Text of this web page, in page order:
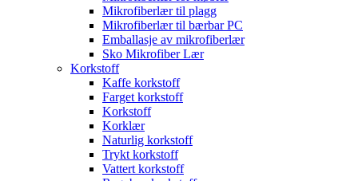
Mikrofiberlær til plagg
Mikrofiberlær til bærbar PC
Emballasje av mikrofiberlær
Sko Mikrofiber Lær
Korkstoff
Kaffe korkstoff
Farget korkstoff
Korkstoff
Korklær
Naturlig korkstoff
Trykt korkstoff
Vattert korkstoff